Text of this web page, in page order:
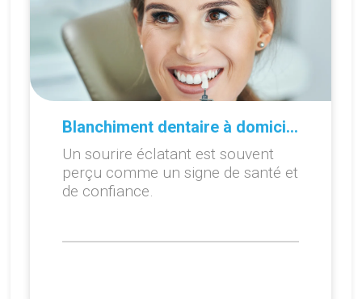
Blanchiment dentaire à domicile ou en cabinet : que choisir ?
Un sourire éclatant est souvent
perçu comme un signe de santé et
de confiance.